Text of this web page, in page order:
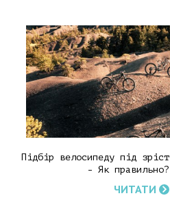
Підбір велосипеду під зріст
- Як правильно?
ЧИТАТИ